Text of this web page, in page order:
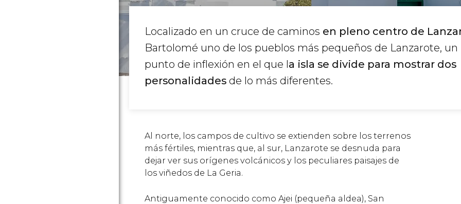
Localizado en un cruce de caminos en pleno centro de
Bartolomé uno de los pueblos más pequeños de Lanzarote,
punto de inflexión en el que la isla se divide para mostrar dos
personalidades de lo más diferentes.
Al norte, los campos de cultivo se extienden sobre los terrenos
más fértiles, mientras que, al sur, Lanzarote se desnuda para
dejar ver sus orígenes volcánicos y los peculiares paisajes de
los viñedos de La Geria.
Antiguamente conocido como Ajei (pequeña aldea), San